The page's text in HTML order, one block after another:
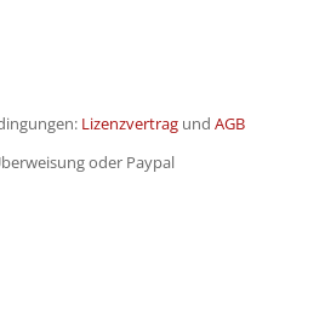
Lizenzvertragund AGB
oder Paypal